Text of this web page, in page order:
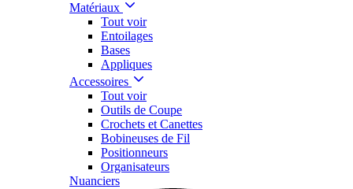
Matériaux
Tout voir
Entoilages
Bases
Appliques
Accessoires
Tout voir
Outils de Coupe
Crochets et Canettes
Bobineuses de Fil
Positionneurs
Organisateurs
Nuanciers